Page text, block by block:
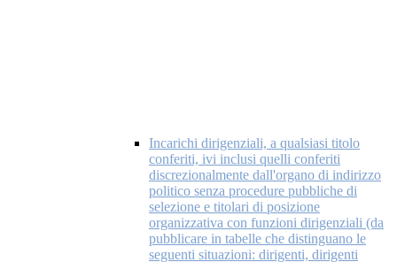
Incarichi dirigenziali, a qualsiasi titolo
conferiti, ivi inclusi quelli conferiti
discrezionalmente dall'organo di indirizzo
politico senza procedure pubbliche di
selezione e titolari di posizione
organizzativa con funzioni dirigenziali (da
pubblicare in tabelle che distinguano le
seguenti situazioni: dirigenti, dirigenti